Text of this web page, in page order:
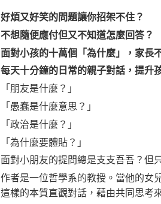
好煩又好笑的問題讓你招架不住？
不想隨便應付但又不知道怎麼回答？
面對小孩的十萬個「為什麼」，家長
每天十分鐘的日常的親子對話，提升
「朋友是什麼？」
「愚蠢是什麼意思？」
「政治是什麼？」
「為什麼要體貼？」
面對小朋友的提問總是支支吾吾？但
作者是一位哲學系的教授。當他的女
這樣的本質直觀對話，藉由共同思考